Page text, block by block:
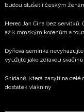
budou slušet i českým
Herec Jan Cina bez servítků:
až k romským kořenům a
Dýňová semínka
využijte jako zdravou svačinu
Snídaně, která zasytí na celé
dostatek vlákniny